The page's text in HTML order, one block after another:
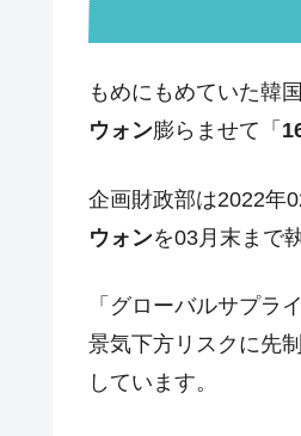
『Money1』 韓国･李
『Money1』 韓国は「
『Money1』 韓国･外
『Money1』 韓国･帰
『Money1』
韓国大統
『Money1』
もめにもめていた韓
ウォン膨らませて「
企画財政部は2022年
ウォンを03月末まで
「グローバルサプラ
景気下方リスクに先
しています。